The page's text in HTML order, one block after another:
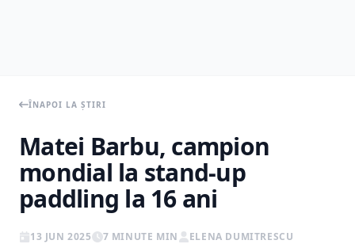
ÎNAPOI LA ȘTIRI
Matei Barbu, campion
mondial la stand-up
paddling la 16 ani
13 JUN 2025 7 MINUTE MIN ELENA DUMITRESCU